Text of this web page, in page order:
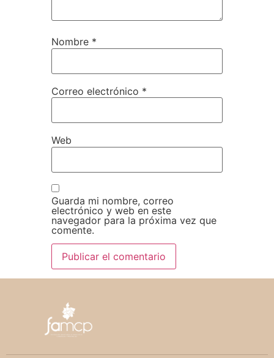
Nombre *
Correo electrónico *
Web
Guarda mi nombre, correo
electrónico y web en este
navegador para la próxima vez que
comente.